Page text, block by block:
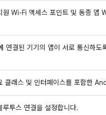
원 Wi-Fi 액세스 포인트 및 동종 앱
연결된 기기의 앱이 서로 통신하도
클래스 및 인터페이스를 포함한
루투스 연결을 설정합니다.